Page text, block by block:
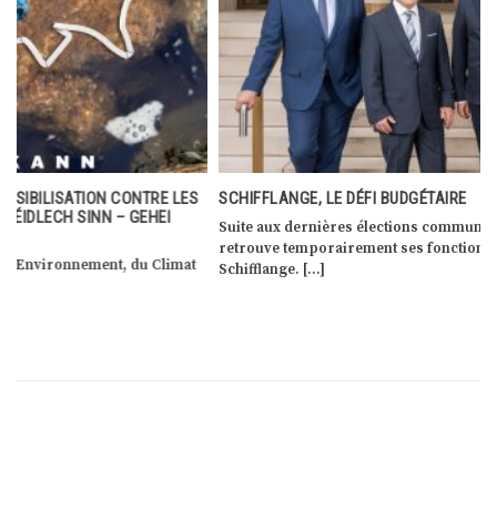
SCHIFFLANGE, LE DÉFI BUDGÉTAIRE
Suite aux dernières élections communales, Paul Weimerskirch
retrouve temporairement ses fonctions de bourgmestre de
Schifflange. […]